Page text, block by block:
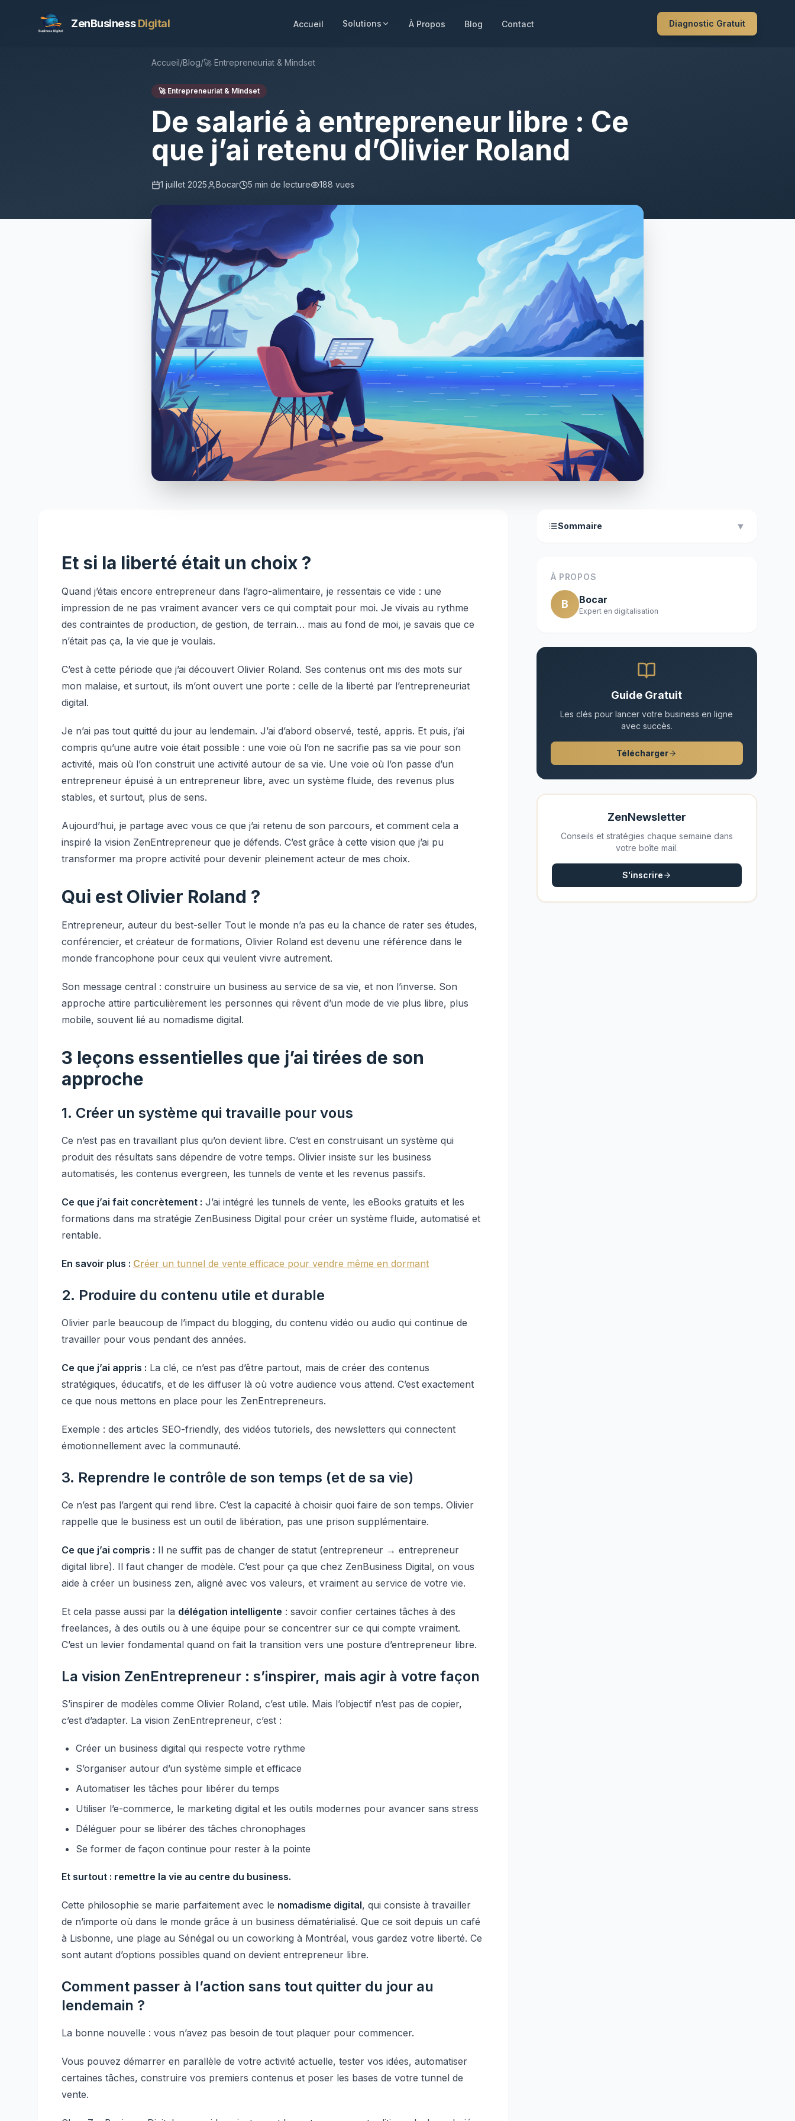
ZenBusinessDigital Accueil Solutions À Propos Blog Contact Diagnostic Gratuit
Accueil/Blog/🚀 Entrepreneuriat & Mindset
🚀 Entrepreneuriat & Mindset
De salarié à entrepreneur libre : Ce
que j’ai retenu d’Olivier Roland
1 juillet 2025 Bocar 5 min de lecture 188 vues
Et si la liberté était un choix ?
Quand j’étais encore entrepreneur dans l’agro-alimentaire, je ressentais ce vide : une
impression de ne pas vraiment avancer vers ce qui comptait pour moi. Je vivais au rythme
des contraintes de production, de gestion, de terrain… mais au fond de moi, je savais que ce
n’était pas ça, la vie que je voulais.
C’est à cette période que j’ai découvert Olivier Roland. Ses contenus ont mis des mots sur
mon malaise, et surtout, ils m’ont ouvert une porte : celle de la liberté par l’entrepreneuriat
digital.
Je n’ai pas tout quitté du jour au lendemain. J’ai d’abord observé, testé, appris. Et puis, j’ai
compris qu’une autre voie était possible : une voie où l’on ne sacrifie pas sa vie pour son
activité, mais où l’on construit une activité autour de sa vie. Une voie où l’on passe d’un
entrepreneur épuisé à un entrepreneur libre, avec un système fluide, des revenus plus
stables, et surtout, plus de sens.
Aujourd’hui, je partage avec vous ce que j’ai retenu de son parcours, et comment cela a
inspiré la vision ZenEntrepreneur que je défends. C’est grâce à cette vision que j’ai pu
transformer ma propre activité pour devenir pleinement acteur de mes choix.
Qui est Olivier Roland ?
Entrepreneur, auteur du best-seller Tout le monde n’a pas eu la chance de rater ses études,
conférencier, et créateur de formations, Olivier Roland est devenu une référence dans le
monde francophone pour ceux qui veulent vivre autrement.
Son message central : construire un business au service de sa vie, et non l’inverse. Son
approche attire particulièrement les personnes qui rêvent d’un mode de vie plus libre, plus
mobile, souvent lié au nomadisme digital.
3 leçons essentielles que j’ai tirées de son
approche
1. Créer un système qui travaille pour vous
Ce n’est pas en travaillant plus qu’on devient libre. C’est en construisant un système qui
produit des résultats sans dépendre de votre temps. Olivier insiste sur les business
automatisés, les contenus evergreen, les tunnels de vente et les revenus passifs.
Ce que j’ai fait concrètement : J’ai intégré les tunnels de vente, les eBooks gratuits et les
formations dans ma stratégie ZenBusiness Digital pour créer un système fluide, automatisé et
rentable.
En savoir plus : Créer un tunnel de vente efficace pour vendre même en dormant
2. Produire du contenu utile et durable
Olivier parle beaucoup de l’impact du blogging, du contenu vidéo ou audio qui continue de
travailler pour vous pendant des années.
Ce que j’ai appris : La clé, ce n’est pas d’être partout, mais de créer des contenus
stratégiques, éducatifs, et de les diffuser là où votre audience vous attend. C’est exactement
ce que nous mettons en place pour les ZenEntrepreneurs.
Exemple : des articles SEO-friendly, des vidéos tutoriels, des newsletters qui connectent
émotionnellement avec la communauté.
3. Reprendre le contrôle de son temps (et de sa vie)
Ce n’est pas l’argent qui rend libre. C’est la capacité à choisir quoi faire de son temps. Olivier
rappelle que le business est un outil de libération, pas une prison supplémentaire.
Ce que j’ai compris : Il ne suffit pas de changer de statut (entrepreneur → entrepreneur
digital libre). Il faut changer de modèle. C’est pour ça que chez ZenBusiness Digital, on vous
aide à créer un business zen, aligné avec vos valeurs, et vraiment au service de votre vie.
Et cela passe aussi par la délégation intelligente : savoir confier certaines tâches à des
freelances, à des outils ou à une équipe pour se concentrer sur ce qui compte vraiment.
C’est un levier fondamental quand on fait la transition vers une posture d’entrepreneur libre.
La vision ZenEntrepreneur : s’inspirer, mais agir à votre façon
S’inspirer de modèles comme Olivier Roland, c’est utile. Mais l’objectif n’est pas de copier,
c’est d’adapter. La vision ZenEntrepreneur, c’est :
Créer un business digital qui respecte votre rythme
S’organiser autour d’un système simple et efficace
Automatiser les tâches pour libérer du temps
Utiliser l’e-commerce, le marketing digital et les outils modernes pour avancer sans stress
Déléguer pour se libérer des tâches chronophages
Se former de façon continue pour rester à la pointe
Et surtout : remettre la vie au centre du business.
Cette philosophie se marie parfaitement avec le nomadisme digital, qui consiste à travailler
de n’importe où dans le monde grâce à un business dématérialisé. Que ce soit depuis un café
à Lisbonne, une plage au Sénégal ou un coworking à Montréal, vous gardez votre liberté. Ce
sont autant d’options possibles quand on devient entrepreneur libre.
Comment passer à l’action sans tout quitter du jour au
lendemain ?
La bonne nouvelle : vous n’avez pas besoin de tout plaquer pour commencer.
Vous pouvez démarrer en parallèle de votre activité actuelle, tester vos idées, automatiser
certaines tâches, construire vos premiers contenus et poser les bases de votre tunnel de
vente.
Sommaire ▼
À PROPOS
B Bocar
Expert en digitalisation
Guide Gratuit
Les clés pour lancer votre business en ligne
avec succès.
Télécharger
ZenNewsletter
Conseils et stratégies chaque semaine dans
votre boîte mail.
S'inscrire